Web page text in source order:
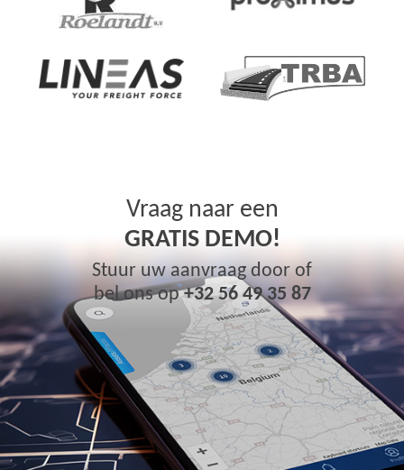
Vraag naar een
GRATIS DEMO!
Stuur uw aanvraag door of
bel ons op+32 56 49 35 87